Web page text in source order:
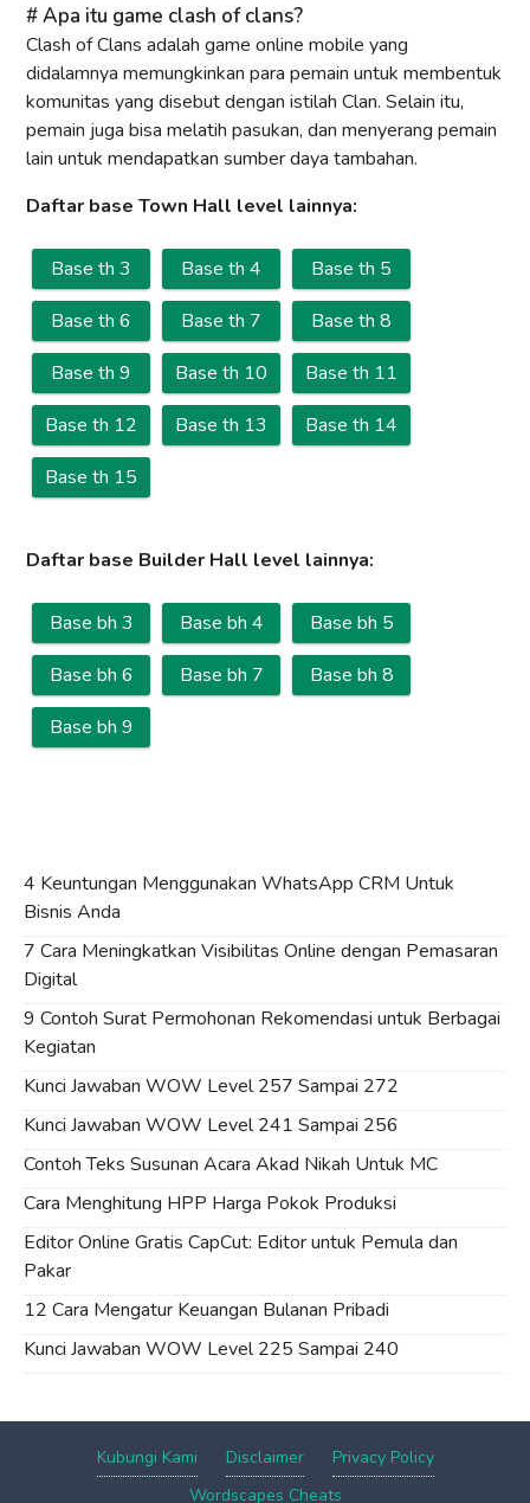
Apa itu game clash of clans?
Clash of Clans adalah game online mobile yang
didalamnya memungkinkan para pemain untuk membentuk
komunitas yang disebut dengan istilah Clan. Selain itu,
pemain juga bisa melatih pasukan, dan menyerang pemain
lain untuk mendapatkan sumber daya tambahan.
Daftar base Town Hall level lainnya:
Base th 3 Base th 4
Base th 5
Base th 6
Base th 7
Base th 8
Base th 9
Base th 10
Base th 11
Base th 12
Base th 13
Base th 14
Base th 15
Daftar base Builder Hall level lainnya:
Base bh 3 Base bh 4
Base bh 5
Base bh 6
Base bh 7
Base bh 8
Base bh 9
4 Keuntungan Menggunakan WhatsApp CRM Untuk
Bisnis Anda
7 Cara Meningkatkan Visibilitas Online dengan Pemasaran
Digital
9 Contoh Surat Permohonan Rekomendasi untuk Berbagai
Kegiatan
Kunci Jawaban WOW Level 257 Sampai 272
Kunci Jawaban WOW Level 241 Sampai 256
Contoh Teks Susunan Acara Akad Nikah Untuk MC
Cara Menghitung HPP Harga Pokok Produksi
Editor Online Gratis CapCut: Editor untuk Pemula dan
Pakar
12 Cara Mengatur Keuangan Bulanan Pribadi
Kunci Jawaban WOW Level 225 Sampai 240
Kubungi Kami Disclaimer
Privacy Policy
Wordscapes Cheats